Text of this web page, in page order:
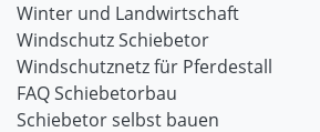
Winter und Landwirtschaft
Windschutz Schiebetor
Windschutznetz für Pferdestall
FAQ Schiebetorbau
Schiebetor selbst bauen